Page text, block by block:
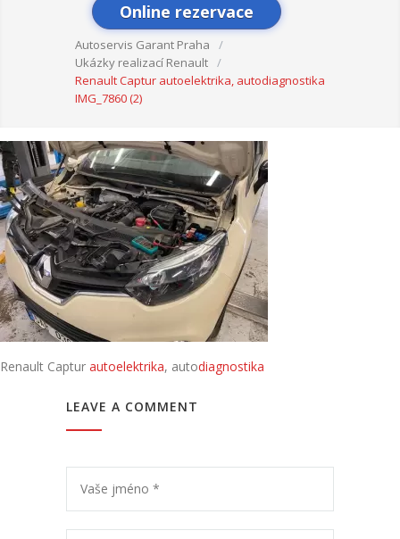
Online rezervace
Autoservis Garant Praha
/
Ukázky realizací Renault /
Renault Captur autoelektrika, autodiagnostika
IMG_7860 (2)
Renault Captur autoelektrika, autodiagnostika
LEAVE A COMMENT